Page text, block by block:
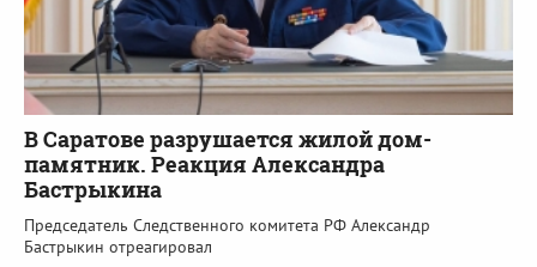
В Саратове разрушается жилой дом-
памятник. Реакция Александра
Бастрыкина
Председатель Следственного комитета РФ Александр
Бастрыкин отреагировал